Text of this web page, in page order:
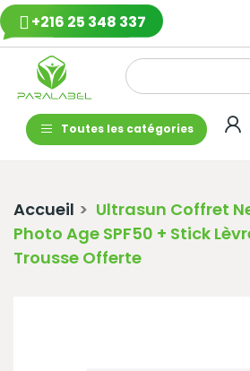
+216 25 348 337
Toutes les catégories
Accueil
Ultrasun Coffret
Photo Age SPF50 + Stick
Trousse Offerte